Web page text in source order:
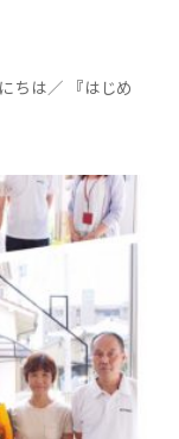
は／ 『はじめ